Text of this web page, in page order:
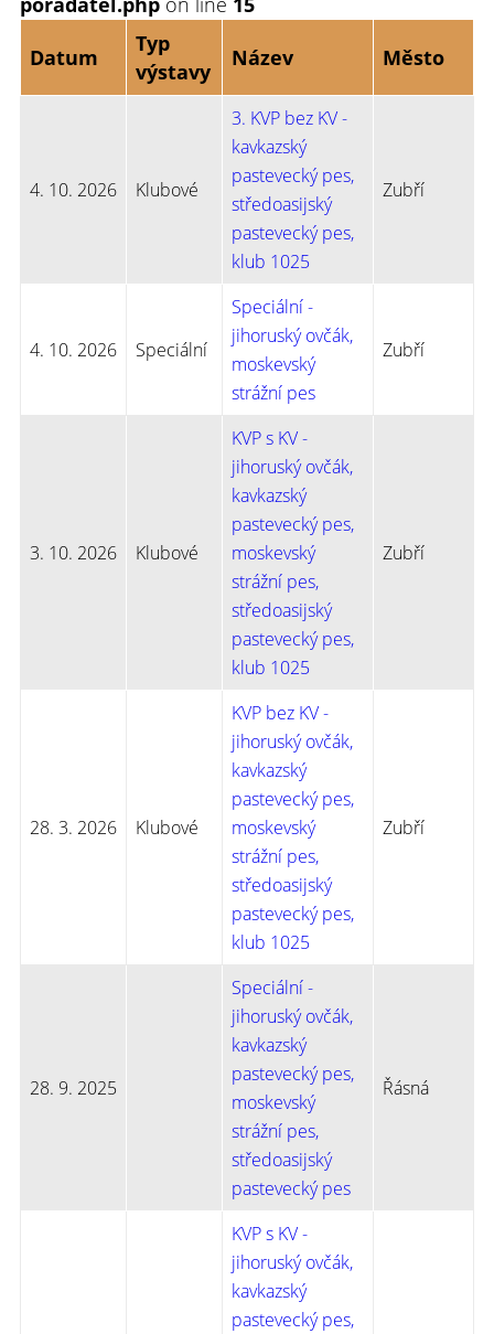
Datum
Typ
výstavy
Název Město
4. 10. 2026 Klubové
3. KVP bez KV -
kavkazský
pastevecký pes,
středoasijský
pastevecký pes,
klub 1025
Zubří
4. 10. 2026 Speciální
Speciální -
jihoruský ovčák,
moskevský
strážní pes
Zubří
3. 10. 2026 Klubové
KVP s KV -
jihoruský ovčák,
kavkazský
pastevecký pes,
moskevský
strážní pes,
středoasijský
pastevecký pes,
klub 1025
Zubří
28. 3. 2026 Klubové
KVP bez KV -
jihoruský ovčák,
kavkazský
pastevecký pes,
moskevský
strážní pes,
středoasijský
pastevecký pes,
klub 1025
Zubří
28. 9. 2025
Speciální -
jihoruský ovčák,
kavkazský
pastevecký pes,
moskevský
strážní pes,
středoasijský
pastevecký pes
Řásná
KVP s KV -
jihoruský ovčák,
kavkazský
pastevecký pes,